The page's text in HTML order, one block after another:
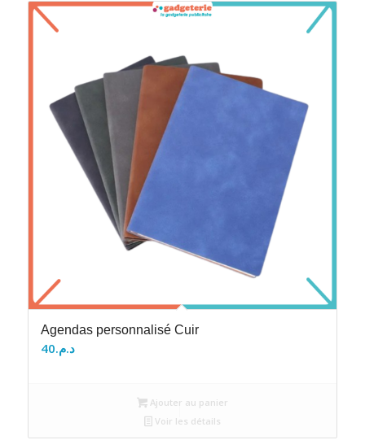
Agendas personnalisé Cuir
د.م.40
Ajouter au panier
Voir les détails